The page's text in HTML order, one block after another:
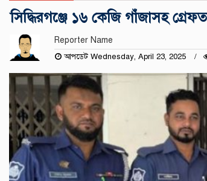
সিদ্ধিরগঞ্জে ১৬ কেজি গাঁজাসহ
Reporter Name
আপডেট Wednesday, April 23, 2025